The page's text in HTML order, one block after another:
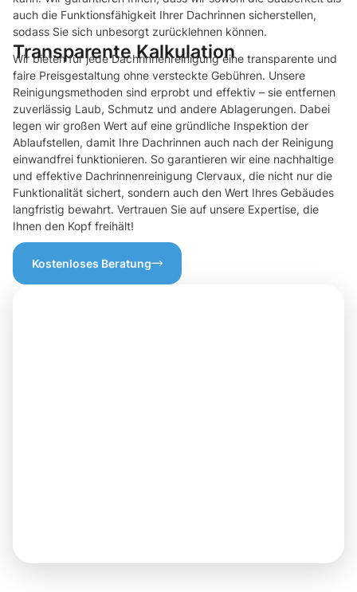
auch die Funktionsfähigkeit Ihrer Dachrinnen sicherstellen,
sodass Sie sich unbesorgt zurücklehnen können.
Transparente Kalkulation
Wir bieten für jede Dachrinnenreinigung eine transparente und
faire Preisgestaltung ohne versteckte Gebühren. Unsere
Reinigungsmethoden sind erprobt und effektiv – sie entfernen
zuverlässig Laub, Schmutz und andere Ablagerungen. Dabei
legen wir großen Wert auf eine gründliche Inspektion der
Ablaufstellen, damit Ihre Dachrinnen auch nach der Reinigung
einwandfrei funktionieren. So garantieren wir eine nachhaltige
und effektive Dachrinnenreinigung Clervaux, die nicht nur die
Funktionalität sichert, sondern auch den Wert Ihres Gebäudes
langfristig bewahrt. Vertrauen Sie auf unsere Expertise, die
Ihnen den Kopf freihält!
Kostenloses Beratung